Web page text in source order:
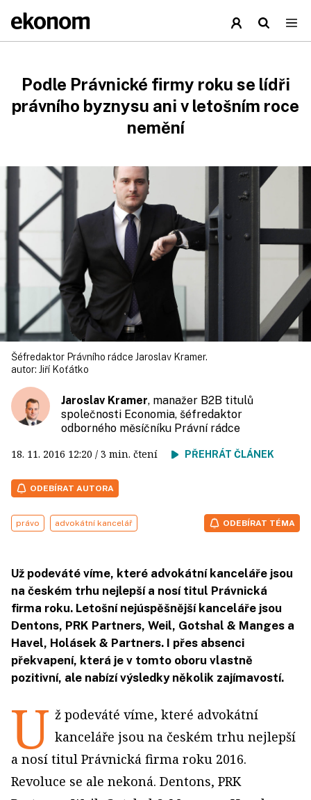
Podle Právnické firmy roku se lídři
právního byznysu ani v letošním roce
nemění
Šéfredaktor Právního rádce Jaroslav Kramer.
autor: Jiří Koťátko
Jaroslav Kramer, manažer B2B titulů
společnosti Economia, šéfredaktor
odborného měsíčníku Právní rádce
18. 11. 2016 12:20 / 3 min. čtení PŘEHRÁT ČLÁNEK
ODEBÍRAT AUTORA
právo advokátní kancelář ODEBÍRAT TÉMA
Už podeváté víme, které advokátní kanceláře jsou
na českém trhu nejlepší a nosí titul Právnická
firma roku. Letošní nejúspěšnější kanceláře jsou
Dentons, PRK Partners, Weil, Gotshal & Manges a
Havel, Holásek & Partners. I přes absenci
překvapení, která je v tomto oboru vlastně
pozitivní, ale nabízí výsledky několik zajímavostí.
U ž podeváté víme, které advokátní
kanceláře jsou na českém trhu nejlepší
a nosí titul Právnická firma roku 2016.
Revoluce se ale nekoná. Dentons, PRK